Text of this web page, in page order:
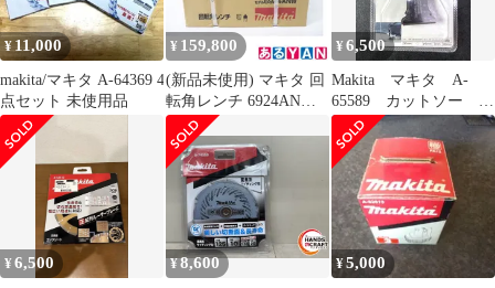
¥ 11,000
makita/マキタ A-64369 4
点セット 未使用品
¥ 159,800
(新品未使用) マキタ 回
転角レンチ 6924ANW
0088381607216
¥6,500
Makita マキタ A-
65589 カットソー
TMA061HM
¥6,500 ¥8,600 ¥5,000